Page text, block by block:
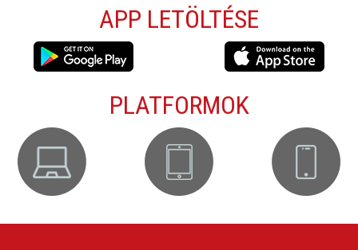
APP LETÖLTÉSE
PLATFORMOK